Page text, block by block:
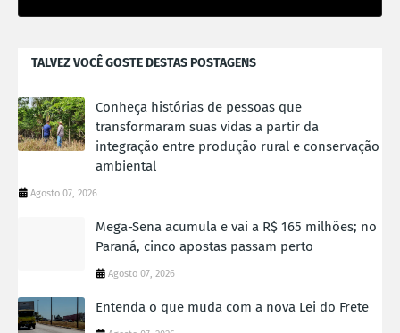
TALVEZ VOCÊ GOSTE DESTAS POSTAGENS
Conheça histórias de pessoas que
transformaram suas vidas a partir da
integração entre produção rural e conservação
ambiental
Agosto 07, 2026
Mega-Sena acumula e vai a R$ 165 milhões; no
Paraná, cinco apostas passam perto
Agosto 07, 2026
Entenda o que muda com a nova Lei do Frete